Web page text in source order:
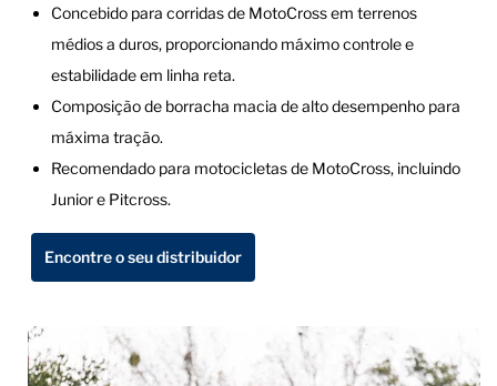
Concebido para corridas de MotoCross em terrenos
médios a duros, proporcionando máximo controle e
estabilidade em linha reta.
Composição de borracha macia de alto desempenho para
máxima tração.
Recomendado para motocicletas de MotoCross, incluindo
Junior e Pitcross.
Encontre o seu distribuidor